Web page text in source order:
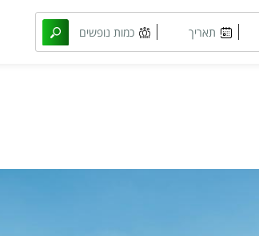
תאריך כמות נופשים